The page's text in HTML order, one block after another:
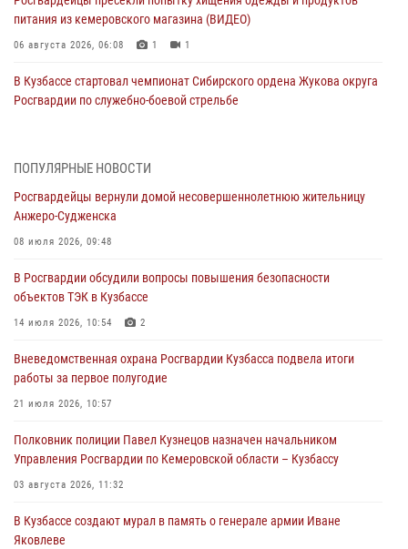
питания из кемеровского магазина (ВИДЕО)
06 августа 2026, 06:08 1 1
В Кузбассе стартовал чемпионат Сибирского ордена Жукова округа
Росгвардии по служебно-боевой стрельбе
Росгвардейцы задержали в Кемерове дебошира, устроившего
05 августа 2026, 09:30
Росгвардейцы задержали участника драки, причинившего побои
05 августа 2026, 08:50
Росгвардейцы пресекли нарушение общественного порядка на
Росгвардейцы в Юрге пресекли попытку проникновения на
ПОПУЛЯРНЫЕ НОВОСТИ
Росгвардейцы вернули домой несовершеннолетнюю жительницу
Анжеро-Судженска
08 июля 2026, 09:48
В Росгвардии обсудили вопросы повышения безопасности
объектов ТЭК в Кузбассе
14 июля 2026, 10:54 2
Вневедомственная охрана Росгвардии Кузбасса подвела итоги
работы за первое полугодие
21 июля 2026, 10:57
Полковник полиции Павел Кузнецов назначен начальником
Управления Росгвардии по Кемеровской области – Кузбассу
03 августа 2026, 11:32
В Кузбассе создают мурал в память о генерале армии Иване
Яковлеве